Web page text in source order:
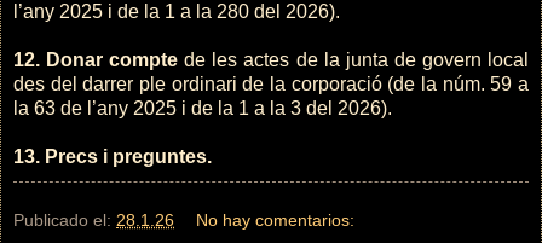
l’any 2025 i de la 1 a la 280 del 2026).
12. Donar compte de les actes de la junta de govern local
des del darrer ple ordinari de la corporació (de la núm. 59 a
la 63 de l’any 2025 i de la 1 a la 3 del 2026).
13. Precs i preguntes.
Publicado el: 28.1.26 No hay comentarios: